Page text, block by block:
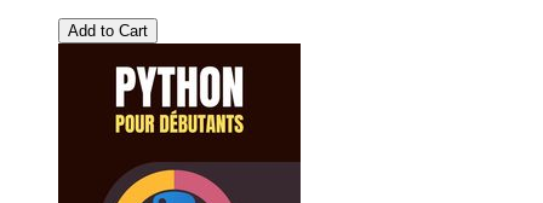
Add to Cart